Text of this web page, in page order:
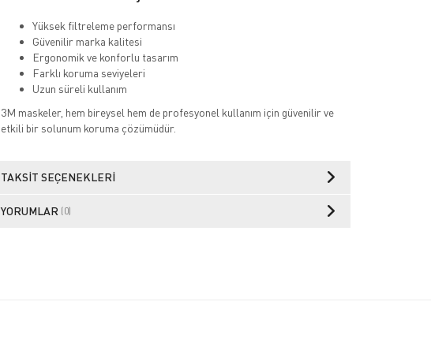
Yüksek filtreleme performansı
Güvenilir marka kalitesi
Ergonomik ve konforlu tasarım
Farklı koruma seviyeleri
Uzun süreli kullanım
3M maskeler, hem bireysel hem de profesyonel kullanım için güvenilir ve
etkili bir solunum koruma çözümüdür.
TAKSIT SEÇENEKLERI
YORUMLAR (0)